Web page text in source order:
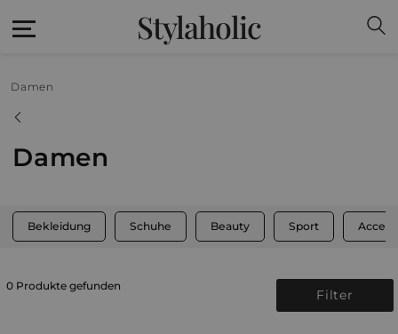
Stylaholic
Damen
Damen
Bekleidung Schuhe Beauty Sport
0 Produkte gefunden
Filter